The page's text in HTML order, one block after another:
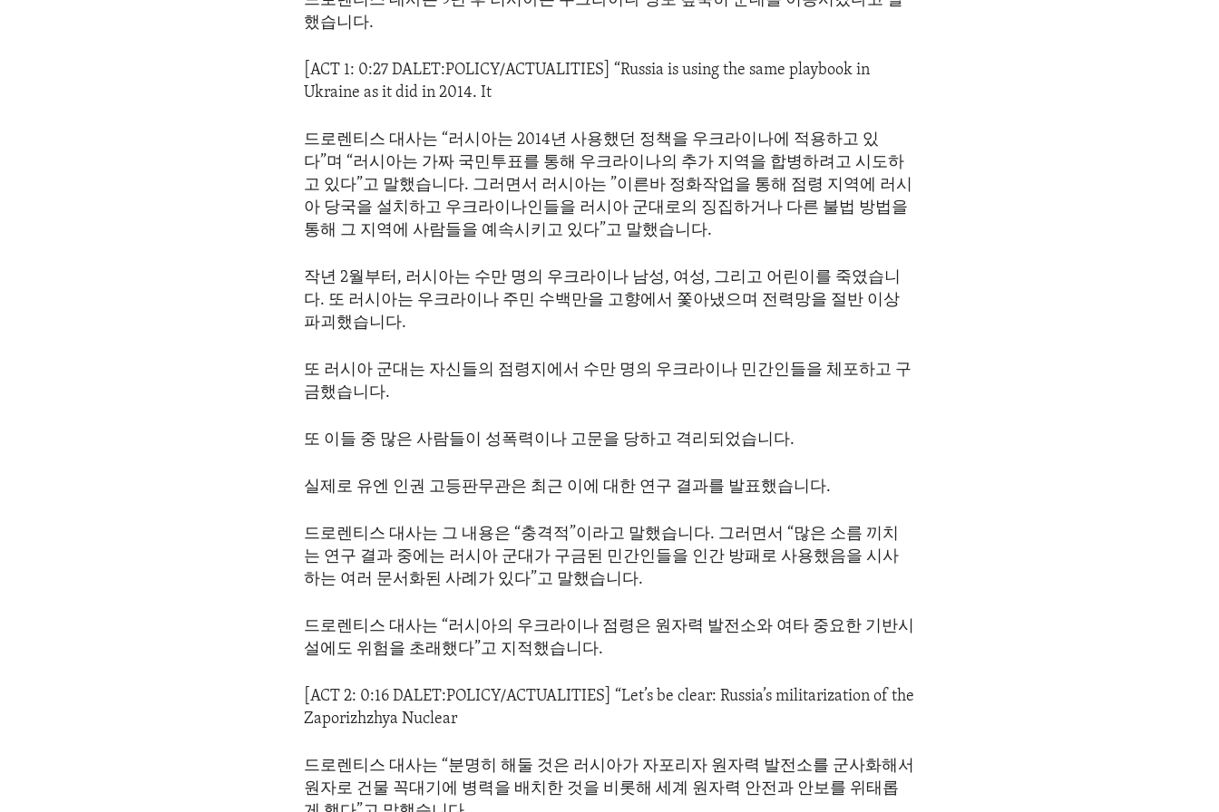
했습니다.
[ACT 1: 0:27 DALET:POLICY/ACTUALITIES] “Russia is using the same playbook in
Ukraine as it did in 2014. It
드로렌티스 대사는 “러시아는 2014년 사용했던 정책을 우크라이나에 적용하고 있
다”며 “러시아는 가짜 국민투표를 통해 우크라이나의 추가 지역을 합병하려고 시도하
고 있다”고 말했습니다. 그러면서 러시아는 ”이른바 정화작업을 통해 점령 지역에 러시
아 당국을 설치하고 우크라이나인들을 러시아 군대로의 징집하거나 다른 불법 방법을
통해 그 지역에 사람들을 예속시키고 있다”고 말했습니다.
작년 2월부터, 러시아는 수만 명의 우크라이나 남성, 여성, 그리고 어린이를 죽였습니
다. 또 러시아는 우크라이나 주민 수백만을 고향에서 쫓아냈으며 전력망을 절반 이상
파괴했습니다.
또 러시아 군대는 자신들의 점령지에서 수만 명의 우크라이나 민간인들을 체포하고 구
금했습니다.
또 이들 중 많은 사람들이 성폭력이나 고문을 당하고 격리되었습니다.
실제로 유엔 인권 고등판무관은 최근 이에 대한 연구 결과를 발표했습니다.
드로렌티스 대사는 그 내용은 “충격적”이라고 말했습니다. 그러면서 “많은 소름 끼치
는 연구 결과 중에는 러시아 군대가 구금된 민간인들을 인간 방패로 사용했음을 시사
하는 여러 문서화된 사례가 있다”고 말했습니다.
드로렌티스 대사는 “러시아의 우크라이나 점령은 원자력 발전소와 여타 중요한 기반시
설에도 위험을 초래했다”고 지적했습니다.
[ACT 2: 0:16 DALET:POLICY/ACTUALITIES] “Let’s be clear: Russia’s militarization of the
Zaporizhzhya Nuclear
드로렌티스 대사는 “분명히 해둘 것은 러시아가 자포리자 원자력 발전소를 군사화해서
원자로 건물 꼭대기에 병력을 배치한 것을 비롯해 세계 원자력 안전과 안보를 위태롭